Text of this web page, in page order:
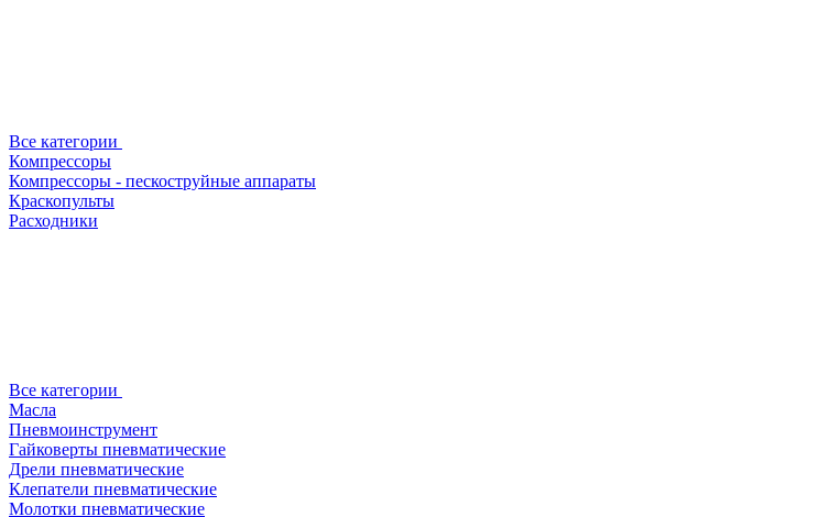
Все категории
Компрессоры
Компрессоры - пескоструйные аппараты
Краскопульты
Расходники
Все категории
Масла
Пневмоинструмент
Гайковерты пневматические
Дрели пневматические
Клепатели пневматические
Молотки пневматические